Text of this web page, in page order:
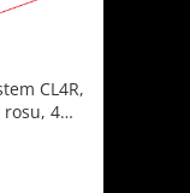
CL4R,
4